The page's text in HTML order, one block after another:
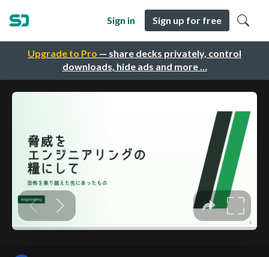
Upgrade to Pro — share decks privately, control
downloads, hide ads and more …
Sign in Sign up for free